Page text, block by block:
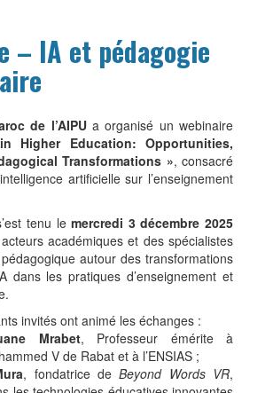
– IA et pédagogie
de l’AIPUa organisé un webinaire
Higher Education: Opportunities,
Transformations », consacré
artificielle sur l’enseignement
tenu lemercredi 3 décembre 2025
académiques et des spécialistes
autour des transformations
dans les pratiques d’enseignement et
invités ont animé les échanges :
Mrabet, Professeur émérite à
V de Rabat et à l’ENSIAS ;
, fondatrice deBeyond Words VR,